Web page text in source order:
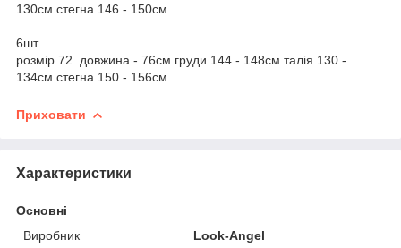
130см стегна 146 - 150см
6шт
розмір 72 довжина - 76см груди 144 - 148см талія 130 -
134см стегна 150 - 156см
Приховати
Характеристики
Основні
Виробник
Look-Angel